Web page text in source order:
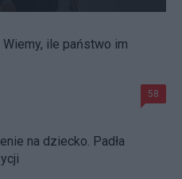
ile państwo im
58
na dziecko. Padła